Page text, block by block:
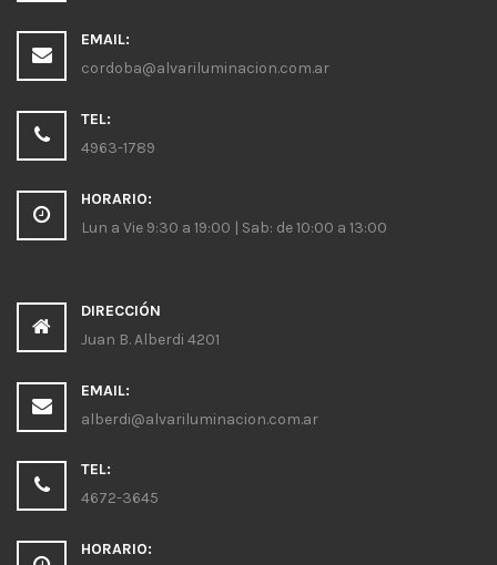
EMAIL:
cordoba@alvariluminacion.com.ar
TEL:
4963-1789
HORARIO:
Lun a Vie 9:30 a 19:00 | Sab: de 10:00 a 13:00
DIRECCIÓN
Juan B. Alberdi 4201
EMAIL:
alberdi@alvariluminacion.com.ar
TEL:
4672-3645
HORARIO: